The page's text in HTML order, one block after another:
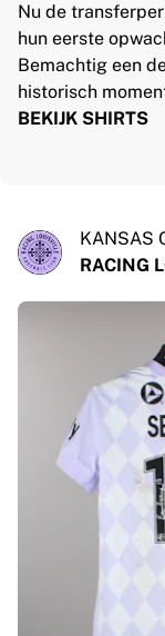
Nu de
hun eerste
Bemachtig een
historisch
BEKIJK SHIRTS
KANSAS
RACING